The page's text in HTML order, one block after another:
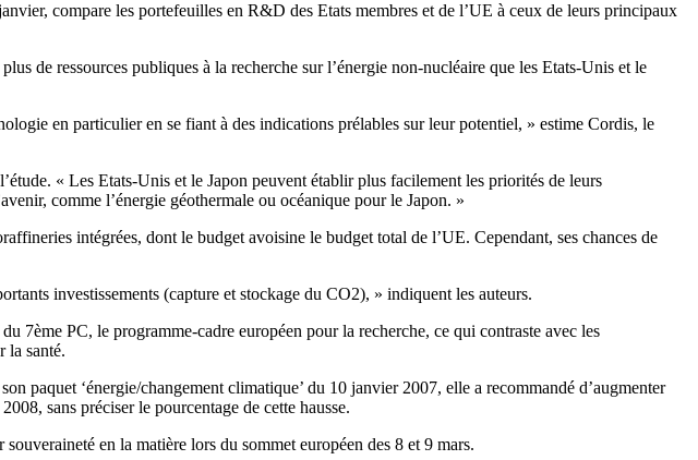
compare les portefeuilles en R&D des Etats membres et de l’UE à ceux de leurs principaux
de ressources publiques à la recherche sur l’énergie non-nucléaire que les Etats-Unis et le
en particulier en se fiant à des indications prélables sur leur potentiel, » estime Cordis, le
« Les Etats-Unis et le Japon peuvent établir plus facilement les priorités de leurs
comme l’énergie géothermale ou océanique pour le Japon. »
intégrées, dont le budget avoisine le budget total de l’UE. Cependant, ses chances de
investissements (capture et stockage du CO2), » indiquent les auteurs.
7ème PC, le programme-cadre européen pour la recherche, ce qui contraste avec les
la santé.
paquet ‘énergie/changement climatique’ du 10 janvier 2007, elle a recommandé d’augmenter
sans préciser le pourcentage de cette hausse.
en la matière lors du sommet européen des 8 et 9 mars.